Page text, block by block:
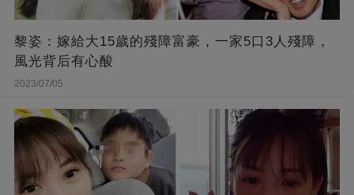
黎姿：嫁給大15歲的殘障富豪，一家5口3人殘障，
風光背后有心酸
2023/07/05